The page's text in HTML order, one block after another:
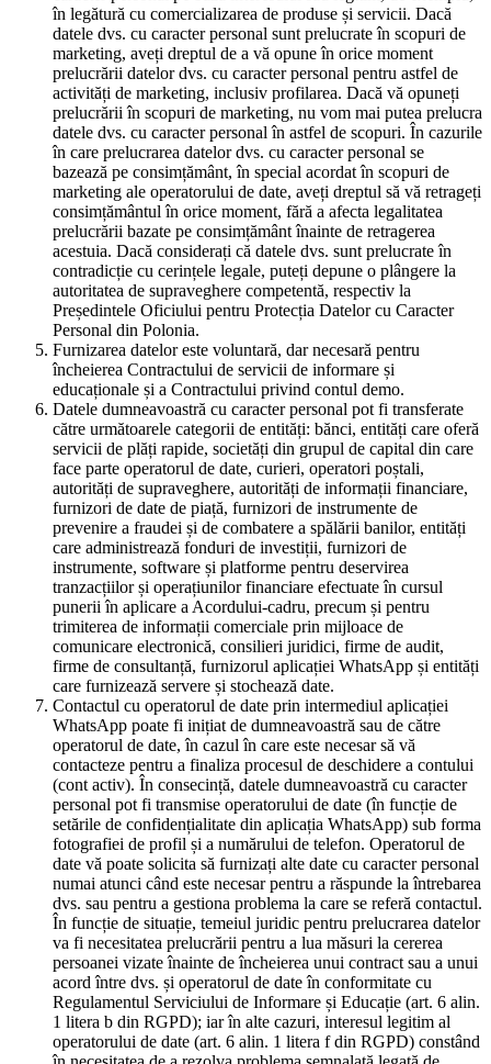
în legătură cu comercializarea de produse și servicii. Dacă
datele dvs. cu caracter personal sunt prelucrate în scopuri de
marketing, aveți dreptul de a vă opune în orice moment
prelucrării datelor dvs. cu caracter personal pentru astfel de
activități de marketing, inclusiv profilarea. Dacă vă opuneți
prelucrării în scopuri de marketing, nu vom mai putea prelucra
datele dvs. cu caracter personal în astfel de scopuri. În cazurile
în care prelucrarea datelor dvs. cu caracter personal se
bazează pe consimțământ, în special acordat în scopuri de
marketing ale operatorului de date, aveți dreptul să vă retrageți
consimțământul în orice moment, fără a afecta legalitatea
prelucrării bazate pe consimțământ înainte de retragerea
acestuia. Dacă considerați că datele dvs. sunt prelucrate în
contradicție cu cerințele legale, puteți depune o plângere la
autoritatea de supraveghere competentă, respectiv la
Președintele Oficiului pentru Protecția Datelor cu Caracter
Personal din Polonia.
Furnizarea datelor este voluntară, dar necesară pentru
încheierea Contractului de servicii de informare și
educaționale și a Contractului privind contul demo.
Datele dumneavoastră cu caracter personal pot fi transferate
către următoarele categorii de entități: bănci, entități care oferă
servicii de plăți rapide, societăți din grupul de capital din care
face parte operatorul de date, curieri, operatori poștali,
autorități de supraveghere, autorități de informații financiare,
furnizori de date de piață, furnizori de instrumente de
prevenire a fraudei și de combatere a spălării banilor, entități
care administrează fonduri de investiții, furnizori de
instrumente, software și platforme pentru deservirea
tranzacțiilor și operațiunilor financiare efectuate în cursul
punerii în aplicare a Acordului-cadru, precum și pentru
trimiterea de informații comerciale prin mijloace de
comunicare electronică, consilieri juridici, firme de audit,
firme de consultanță, furnizorul aplicației WhatsApp și entități
care furnizează servere și stochează date.
Contactul cu operatorul de date prin intermediul aplicației
WhatsApp poate fi inițiat de dumneavoastră sau de către
operatorul de date, în cazul în care este necesar să vă
contacteze pentru a finaliza procesul de deschidere a contului
(cont activ). În consecință, datele dumneavoastră cu caracter
personal pot fi transmise operatorului de date (în funcție de
setările de confidențialitate din aplicația WhatsApp) sub forma
fotografiei de profil și a numărului de telefon. Operatorul de
date vă poate solicita să furnizați alte date cu caracter personal
numai atunci când este necesar pentru a răspunde la întrebarea
dvs. sau pentru a gestiona problema la care se referă contactul.
În funcție de situație, temeiul juridic pentru prelucrarea datelor
va fi necesitatea prelucrării pentru a lua măsuri la cererea
persoanei vizate înainte de încheierea unui contract sau a unui
acord între dvs. și operatorul de date în conformitate cu
Regulamentul Serviciului de Informare și Educație (art. 6 alin.
1 litera b din RGPD); iar în alte cazuri, interesul legitim al
operatorului de date (art. 6 alin. 1 litera f din RGPD) constând